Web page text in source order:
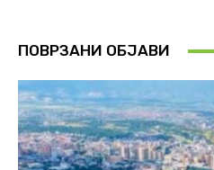
ПОВРЗАНИ ОБЈАВИ